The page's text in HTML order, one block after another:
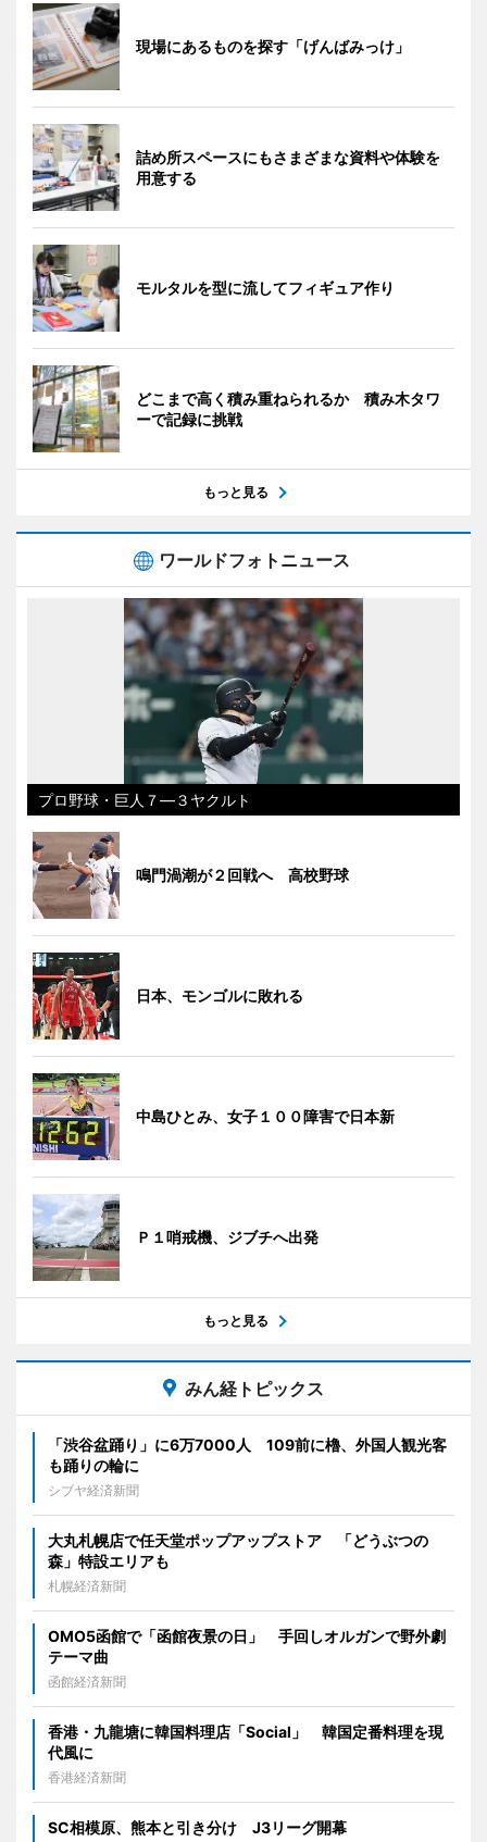
現場にあるものを探す「げんばみっけ」
詰め所スペースにもさまざまな資料や体験を
用意する
モルタルを型に流してフィギュア作り
どこまで高く積み重ねられるか 積み木タワ
ーで記録に挑戦
もっと見る
ワールドフォトニュース
プロ野球・巨人７―３ヤクルト
鳴門渦潮が２回戦へ 高校野球
日本、モンゴルに敗れる
中島ひとみ、女子１００障害で日本新
Ｐ１哨戒機、ジブチへ出発
もっと見る
みん経トピックス
「渋谷盆踊り」に6万7000人 109前に櫓、外国人観光客
も踊りの輪に
シブヤ経済新聞
大丸札幌店で任天堂ポップアップストア 「どうぶつの
森」特設エリアも
札幌経済新聞
OMO5函館で「函館夜景の日」 手回しオルガンで野外劇
テーマ曲
函館経済新聞
香港・九龍塘に韓国料理店「Social」 韓国定番料理を現
代風に
香港経済新聞
SC相模原、熊本と引き分け J3リーグ開幕